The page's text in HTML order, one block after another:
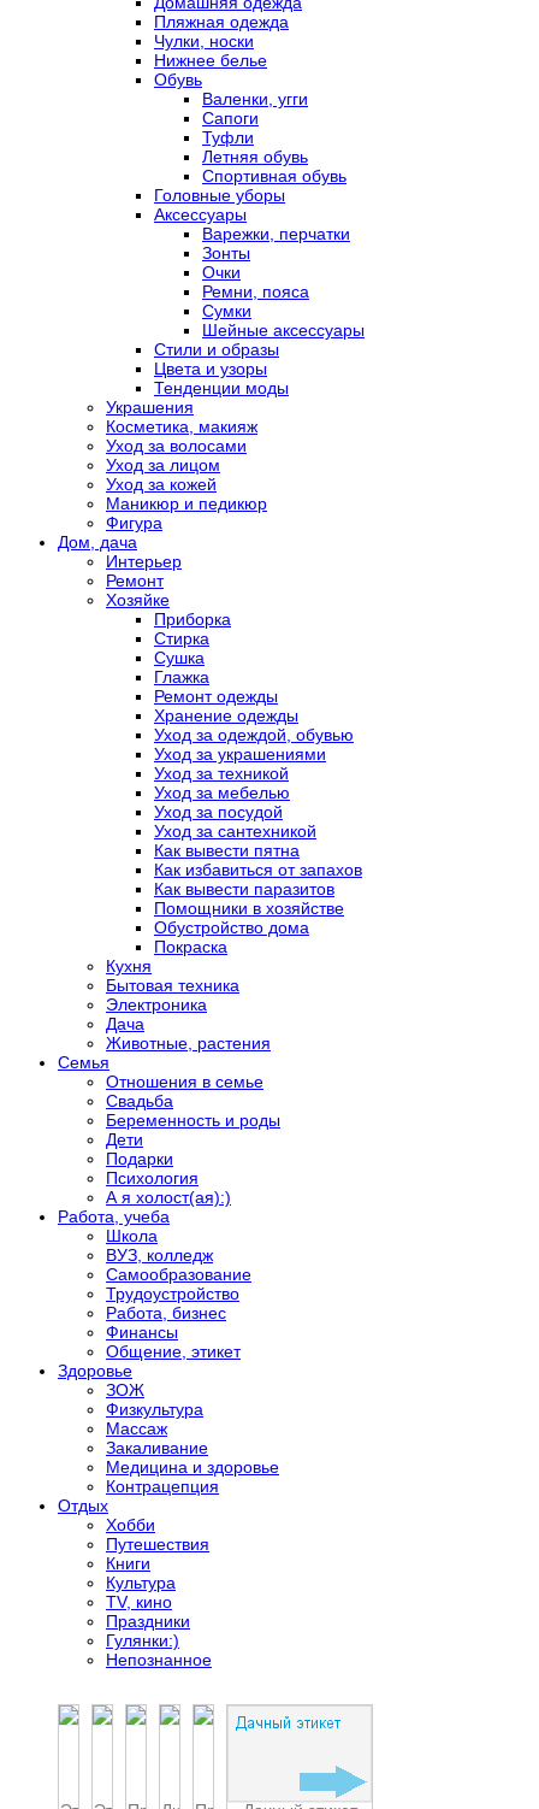
Пляжная одежда
Чулки, носки
Нижнее белье
Обувь
Валенки, угги
Сапоги
Туфли
Летняя обувь
Спортивная обувь
Головные уборы
Аксессуары
Варежки, перчатки
Зонты
Очки
Ремни, пояса
Сумки
Шейные аксессуары
Стили и образы
Цвета и узоры
Тенденции моды
Украшения
Косметика, макияж
Уход за волосами
Уход за лицом
Уход за кожей
Маникюр и педикюр
Фигура
Дом, дача
Интерьер
Ремонт
Хозяйке
Приборка
Стирка
Сушка
Глажка
Ремонт одежды
Хранение одежды
Уход за одеждой, обувью
Уход за украшениями
Уход за техникой
Уход за мебелью
Уход за посудой
Уход за сантехникой
Как вывести пятна
Как избавиться от запахов
Как вывести паразитов
Помощники в хозяйстве
Обустройство дома
Покраска
Кухня
Бытовая техника
Электроника
Дача
Животные, растения
Семья
Отношения в семье
Свадьба
Беременность и роды
Дети
Подарки
Психология
А я холост(ая):)
Работа, учеба
Школа
ВУЗ, колледж
Самообразование
Трудоустройство
Работа, бизнес
Финансы
Общение, этикет
Здоровье
ЗОЖ
Физкультура
Массаж
Закаливание
Медицина и здоровье
Контрацепция
Отдых
Хобби
Путешествия
Книги
Культура
TV, кино
Праздники
Гулянки:)
Непознанное